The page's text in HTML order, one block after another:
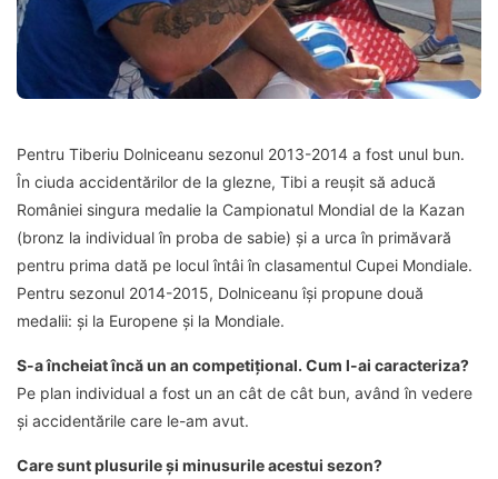
Pentru Tiberiu Dolniceanu sezonul 2013-2014 a fost unul bun.
În ciuda accidentărilor de la glezne, Tibi a reușit să aducă
României singura medalie la Campionatul Mondial de la Kazan
(bronz la individual în proba de sabie) și a urca în primăvară
pentru prima dată pe locul întâi în clasamentul Cupei Mondiale.
Pentru sezonul 2014-2015, Dolniceanu își propune două
medalii: și la Europene și la Mondiale.
S-a încheiat încă un an competițional. Cum l-ai caracteriza?
Pe plan individual a fost un an cât de cât bun, având în vedere
și accidentările care le-am avut.
Care sunt plusurile și minusurile acestui sezon?